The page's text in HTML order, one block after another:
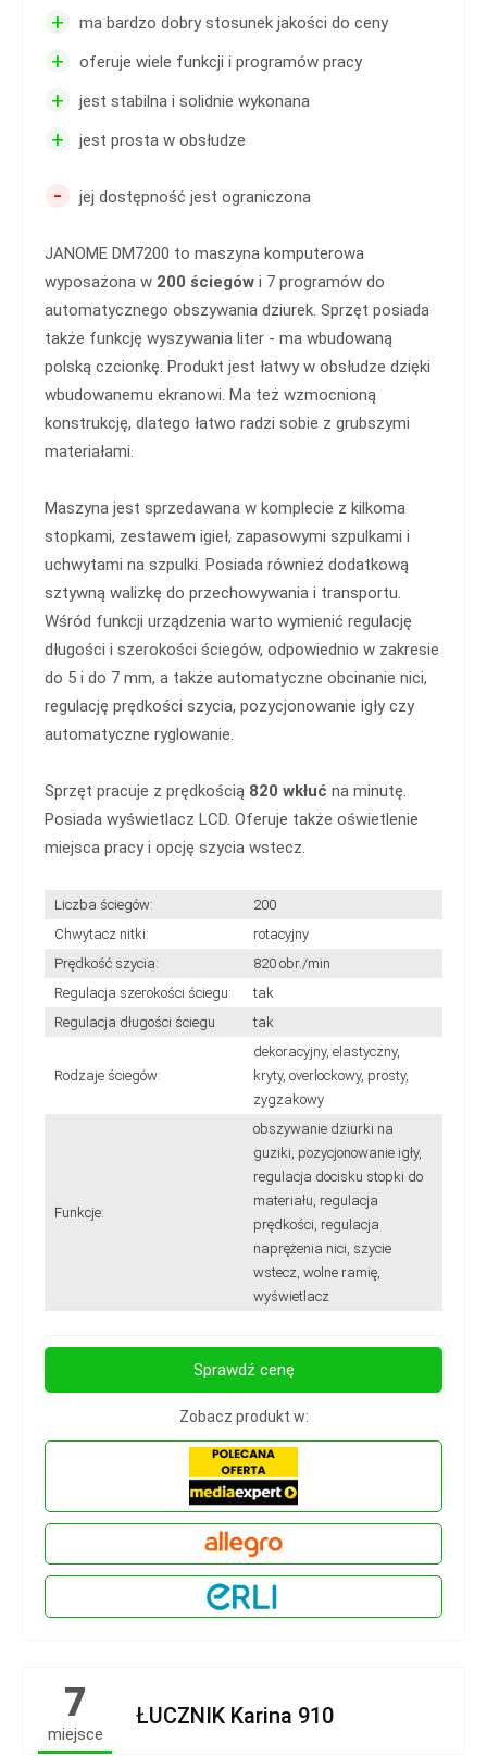
+ ma bardzo dobry stosunek jakości do ceny
+ oferuje wiele funkcji i programów pracy
+ jest stabilna i solidnie wykonana
+ jest prosta w obsłudze
- jej dostępność jest ograniczona
JANOME DM7200 to maszyna komputerowa
wyposażona w 200 ściegów i 7 programów do
automatycznego obszywania dziurek. Sprzęt posiada
także funkcję wyszywania liter - ma wbudowaną
polską czcionkę. Produkt jest łatwy w obsłudze dzięki
wbudowanemu ekranowi. Ma też wzmocnioną
konstrukcję, dlatego łatwo radzi sobie z grubszymi
materiałami.
Maszyna jest sprzedawana w komplecie z kilkoma
stopkami, zestawem igieł, zapasowymi szpulkami i
uchwytami na szpulki. Posiada również dodatkową
sztywną walizkę do przechowywania i transportu.
Wśród funkcji urządzenia warto wymienić regulację
długości i szerokości ściegów, odpowiednio w zakresie
do 5 i do 7 mm, a także automatyczne obcinanie nici,
regulację prędkości szycia, pozycjonowanie igły czy
automatyczne ryglowanie.
Sprzęt pracuje z prędkością 820 wkłuć na minutę.
Posiada wyświetlacz LCD. Oferuje także oświetlenie
miejsca pracy i opcję szycia wstecz.
Liczba ściegów:
200
Chwytacz nitki:
rotacyjny
Prędkość szycia:
820 obr./min
Regulacja szerokości ściegu:
tak
Regulacja długości ściegu
tak
Rodzaje ściegów:
dekoracyjny, elastyczny,
kryty, overlockowy, prosty,
zygzakowy
Funkcje:
obszywanie dziurki na
guziki, pozycjonowanie igły,
regulacja docisku stopki do
materiału, regulacja
prędkości, regulacja
naprężenia nici, szycie
wstecz, wolne ramię,
wyświetlacz
Sprawdź cenę
Zobacz produkt w:
7
miejsce
ŁUCZNIK Karina 910